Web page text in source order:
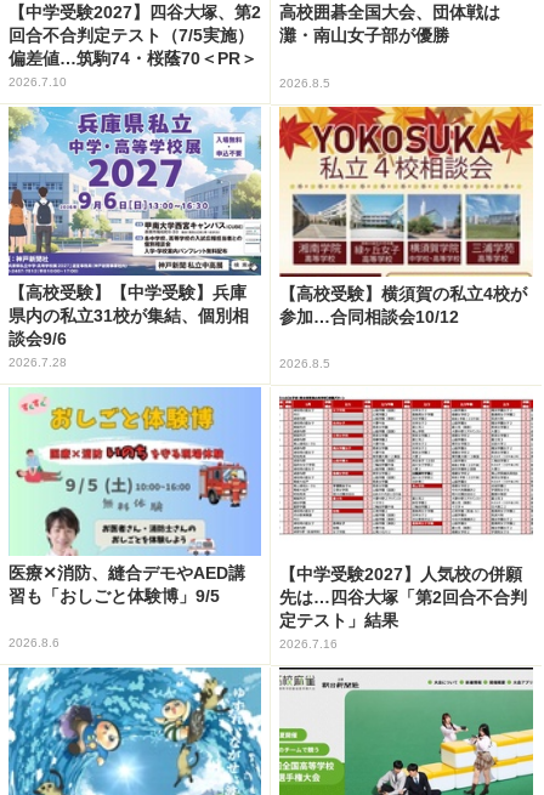
【中学受験2027】四谷大塚、第2
回合不合判定テスト（7/5実施）
偏差値…筑駒74・桜蔭70＜PR＞
2026.7.10
高校囲碁全国大会、団体戦は
灘・南山女子部が優勝
2026.8.5
【高校受験】【中学受験】兵庫
県内の私立31校が集結、個別相
談会9/6
2026.7.28
【高校受験】横須賀の私立4校が
参加…合同相談会10/12
2026.8.5
医療✕消防、縫合デモやAED講
習も「おしごと体験博」9/5
2026.8.6
【中学受験2027】人気校の併願
先は…四谷大塚「第2回合不合判
定テスト」結果
2026.7.16